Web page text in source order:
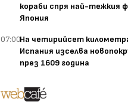
кораби спря най-тежкия
Япония
07:00На четирийсет
Испания изселва
през 1609 година